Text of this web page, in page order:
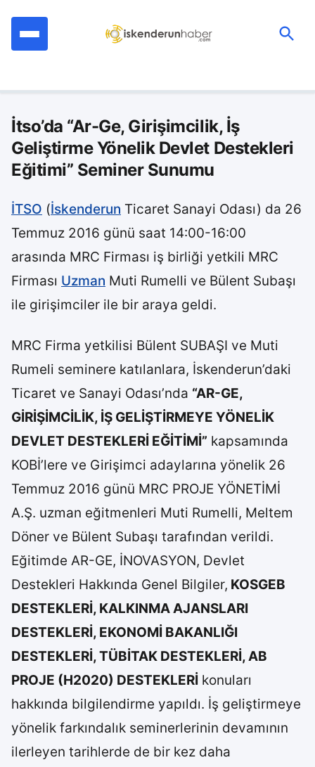
İtso’da “Ar-Ge, Girişimcilik, İş
Geliştirme Yönelik Devlet Destekleri
Eğitimi” Seminer Sunumu
İTSO (İskenderun Ticaret Sanayi Odası) da 26
Temmuz 2016 günü saat 14:00-16:00
arasında MRC Firması iş birliği yetkili MRC
Firması Uzman Muti Rumelli ve Bülent Subaşı
ile girişimciler ile bir araya geldi.
MRC Firma yetkilisi Bülent SUBAŞI ve Muti
Rumeli seminere katılanlara, İskenderun’daki
Ticaret ve Sanayi Odası’nda “AR-GE,
GİRİŞİMCİLİK, İŞ GELİŞTİRMEYE YÖNELİK
DEVLET DESTEKLERİ EĞİTİMİ” kapsamında
KOBİ’lere ve Girişimci adaylarına yönelik 26
Temmuz 2016 günü MRC PROJE YÖNETİMİ
A.Ş. uzman eğitmenleri Muti Rumelli, Meltem
Döner ve Bülent Subaşı tarafından verildi.
Eğitimde AR-GE, İNOVASYON, Devlet
Destekleri Hakkında Genel Bilgiler, KOSGEB
DESTEKLERİ, KALKINMA AJANSLARI
DESTEKLERİ, EKONOMİ BAKANLIĞI
DESTEKLERİ, TÜBİTAK DESTEKLERİ, AB
PROJE (H2020) DESTEKLERİ konuları
hakkında bilgilendirme yapıldı. İş geliştirmeye
yönelik farkındalık seminerlerinin devamının
ilerleyen tarihlerde de bir kez daha